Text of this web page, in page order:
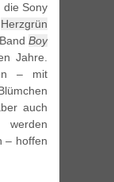
die Sony
Herzgrün
Boy
Jahre.
– mit
auch
– hoffen